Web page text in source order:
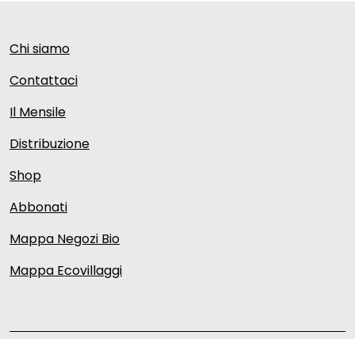
Chi siamo
Contattaci
Il Mensile
Distribuzione
Shop
Abbonati
Mappa Negozi Bio
Mappa Ecovillaggi